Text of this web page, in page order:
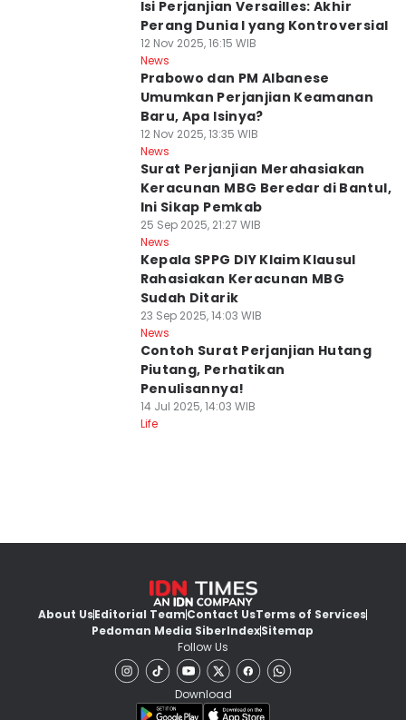
Isi Perjanjian Versailles: Akhir
Perang Dunia I yang Kontroversial
12 Nov 2025, 16:15 WIB
News
Prabowo dan PM Albanese
Umumkan Perjanjian Keamanan
Baru, Apa Isinya?
12 Nov 2025, 13:35 WIB
News
Surat Perjanjian Merahasiakan
Keracunan MBG Beredar di Bantul,
Ini Sikap Pemkab
25 Sep 2025, 21:27 WIB
News
Kepala SPPG DIY Klaim Klausul
Rahasiakan Keracunan MBG
Sudah Ditarik
23 Sep 2025, 14:03 WIB
News
Contoh Surat Perjanjian Hutang
Piutang, Perhatikan
Penulisannya!
14 Jul 2025, 14:03 WIB
Life
About UsEditorial TeamContact UsTerms of Services
Pedoman Media SiberIndexSitemap
Follow Us
Download